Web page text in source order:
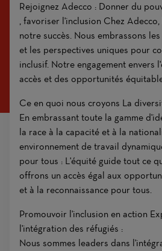
Rejoignez Adecco : Donner du
, favoriser l'inclusion Chez
notre succès. Nous embrassons
et les perspectives uniques pour
inclusif. Notre engagement envers
accès et des opportunités
Ce en quoi nous croyons La
En embrassant toute la gamme
la race à la capacité et à la
environnement de travail
pour tous : L'équité guide tout ce
offrons un accès égal aux
et à la reconnaissance pour tous.
Promouvoir l'inclusion en action
l'intégration des réfugiés :
Nous sommes leaders dans